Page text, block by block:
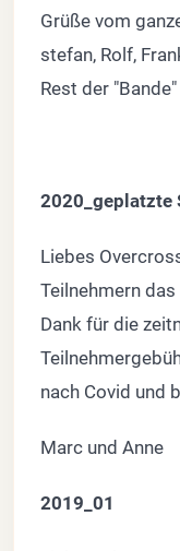
Grüße vom
stefan, Rolf,
Rest der "Bande"
2020_geplatzte
Liebes
Teilnehmern
Dank für die
nach Covid und
Marc und Anne
2019_01